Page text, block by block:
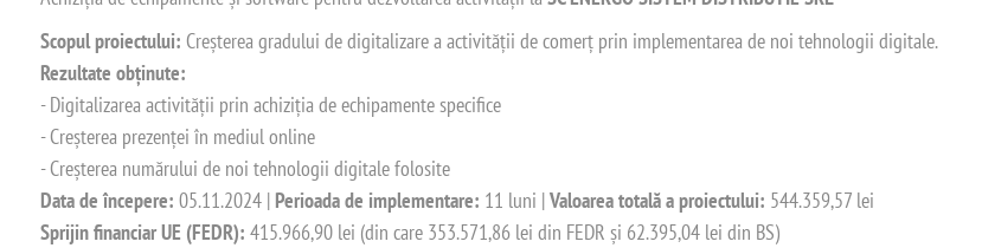
Scopul proiectului: Creșterea gradului de digitalizare a activității de comerț prin implementarea de noi tehnologii digitale.
Rezultate obținute:
- Digitalizarea activității prin achiziția de echipamente specifice
- Creșterea prezenței în mediul online
- Creșterea numărului de noi tehnologii digitale folosite
Data de începere: 05.11.2024 | Perioada de implementare: 11 luni |Valoarea totală a proiectului: 544.359,57 lei
Sprijin financiar UE (FEDR): 415.966,90 lei (din care 353.571,86 lei din FEDR și 62.395,04 lei din BS)